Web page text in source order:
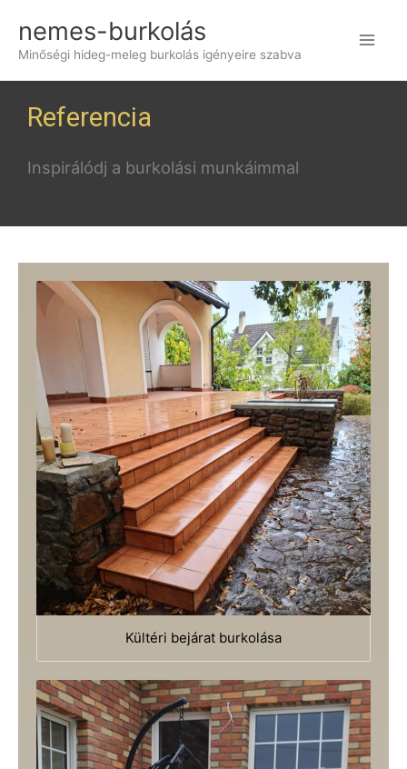
nemes-burkolás
Minőségi hideg-meleg burkolás igényeire szabva
Referencia
Inspirálódj a burkolási munkáimmal
Kültéri bejárat burkolása